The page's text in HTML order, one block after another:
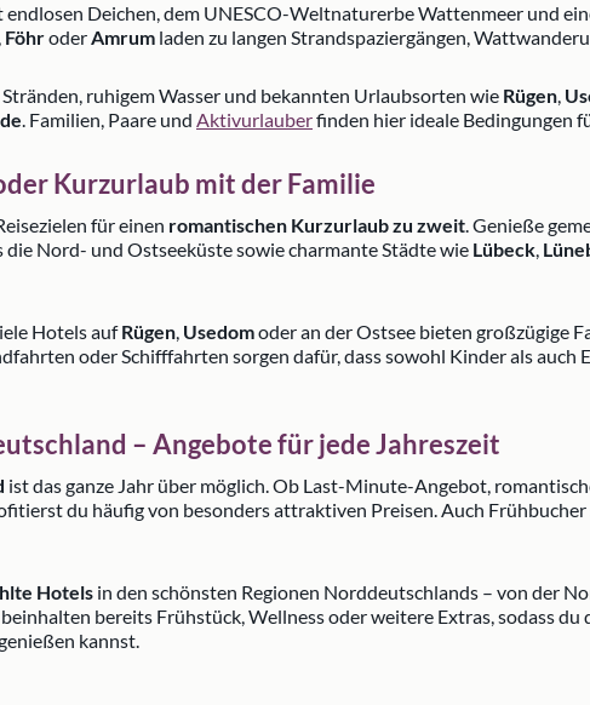
endlosen Deichen, dem UNESCO-Weltnaturerbe Wattenmeer und
, FöhroderAmrum laden zu langen Strandspaziergängen,
ruhigem Wasser und bekannten Urlaubsorten wie Rügen,
. Familien, Paare und Aktivurlauberfinden hier ideale Bedingungen
Kurzurlaub mit der Familie
für einen romantischen Kurzurlaub zu zweit. Genieße
die Nord- und Ostseeküste sowie charmante Städte wie Lübeck,
Hotels aufRügen, Usedomoder an der Ostsee bieten großzügige
oder Schifffahrten sorgen dafür, dass sowohl Kinder als auch
– Angebote für jede Jahreszeit
ist das ganze Jahr über möglich. Ob Last-Minute-Angebot,
du häufig von besonders attraktiven Preisen. Auch
Hotels in den schönsten Regionen Norddeutschlands – von der
bereits Frühstück, Wellness oder weitere Extras, sodass
kannst.